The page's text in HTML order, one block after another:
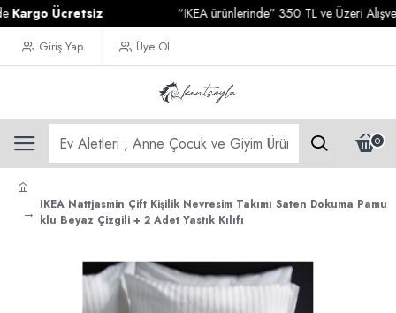
Ücretsiz “IKEA ürünlerinde” 350 TL ve Üzeri
Giriş Yap Üye Ol
0
IKEA Nattjasmin Çift Kişilik Nevresim Takımı Saten Dokuma Pamu
klu Beyaz Çizgili + 2 Adet Yastık Kılıfı